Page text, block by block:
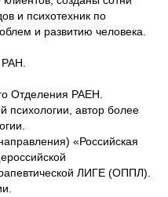
и психотехник по
и развитию человека.
РАН.
Отделения РАЕН.
психологии, автор более
«Российская
ЛИГЕ (ОППЛ).